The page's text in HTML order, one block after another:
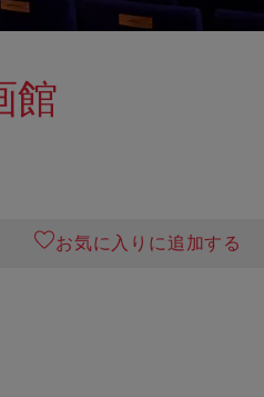
館
お気に入りに追加する